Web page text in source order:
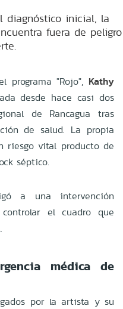
diagnóstico inicial, la
fuera de peligro
programa "Rojo", Kathy
desde hace casi dos
de Rancagua tras
de salud. La propia
riesgo vital producto de
séptico.
a una intervención
el cuadro que
médica de
por la artista y su